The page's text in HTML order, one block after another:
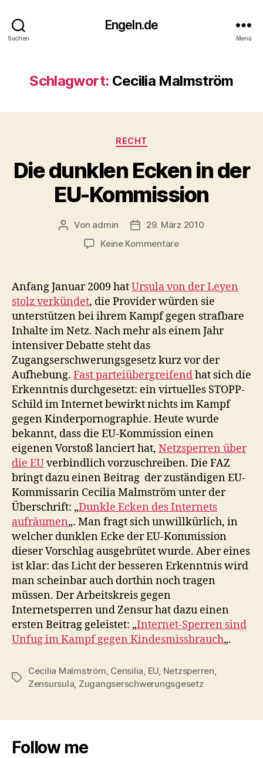
Suchen
Engeln.de
Menü
Schlagwort: Cecilia Malmström
Kategorien
RECHT
Die dunklen Ecken in der
EU-Kommission
Beitragsautor
Von admin Veröffentlichungsdatum
29. März 2010
Keine Kommentarezu
Ecken
in
der
EU-
Kommission
Anfang Januar 2009 hatUrsula von der Leyen
stolz verkündet, die Provider würden sie
unterstützen bei ihrem Kampf gegen strafbare
Inhalte im Netz. Nach mehr als einem Jahr
intensiver Debatte steht das
Zugangserschwerungsgesetz kurz vor der
Aufhebung. Fast parteiübergreifendhat sich die
Erkenntnis durchgesetzt: ein virtuelles STOPP-
Schild im Internet bewirkt nichts im Kampf
gegen Kinderpornographie. Heute wurde
bekannt, dass die EU-Kommission einen
eigenen Vorstoß lanciert hat, Netzsperren über
die EUverbindlich vorzuschreiben. Die FAZ
bringt dazu einen Beitrag der zuständigen EU-
Kommissarin Cecilia Malmström unter der
Überschrift: „Dunkle Ecken des Internets
aufräumen„. Man fragt sich unwillkürlich, in
welcher dunklen Ecke der EU-Kommission
dieser Vorschlag ausgebrütet wurde. Aber eines
ist klar: das Licht der besseren Erkenntnis wird
man scheinbar auch dorthin noch tragen
müssen. Der Arbeitskreis gegen
Internetsperren und Zensur hat dazu einen
ersten Beitrag geleistet: „Internet-Sperren sind
Unfug im Kampf gegen Kindesmissbrauch„.
Schlagwörter
Cecilia Malmström Censilia EU Netzsperren
Zensursula Zugangserschwerungsgesetz
Follow me